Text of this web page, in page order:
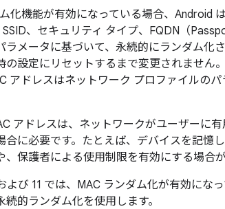
化機能が有効になっている場合、Android
、セキュリティ タイプ、FQDN（
ラメータに基づいて、永続的にランダム化
の設定にリセットするまで変更されません
アドレスはネットワーク プロファイルの
アドレスは、ネットワークがユーザーに
合に必要です。たとえば、デバイスを記憶
、保護者による使用制限を有効にする場合が
よび 11 では、MAC ランダム化が有効にな
続的ランダム化を使用します。